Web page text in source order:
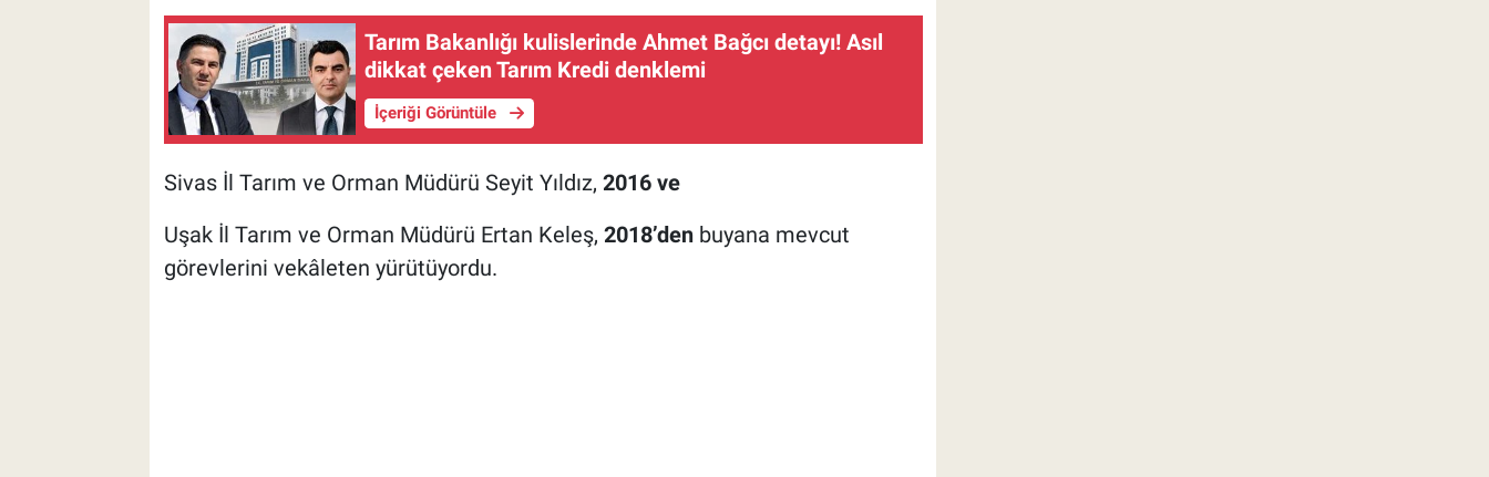
Tarım Bakanlığı kulislerinde Ahmet Bağcı detayı! Asıl
dikkat çeken Tarım Kredi denklemi
İçeriği Görüntüle
Sivas İl Tarım ve Orman Müdürü Seyit Yıldız, 2016 ve
Uşak İl Tarım ve Orman Müdürü Ertan Keleş, 2018’den buyana mevcut
görevlerini vekâleten yürütüyordu.